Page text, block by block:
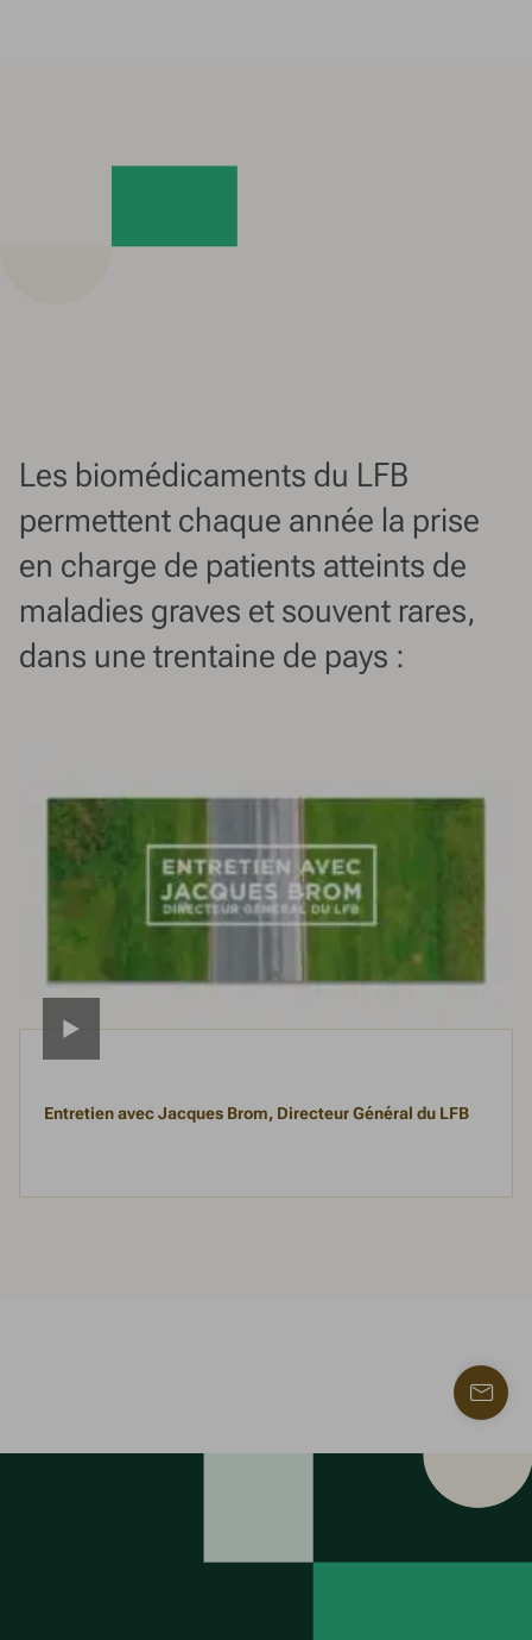
Les biomédicaments du LFB
permettent chaque année la prise
en charge de patients atteints de
maladies graves et souvent rares,
dans une trentaine de pays :
Entretien avec Jacques Brom, Directeur Général du LFB